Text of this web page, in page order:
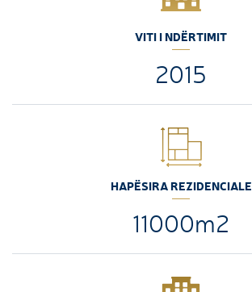
VITI I NDËRTIMIT
2015
HAPËSIRA REZIDENCIALE
11000m2